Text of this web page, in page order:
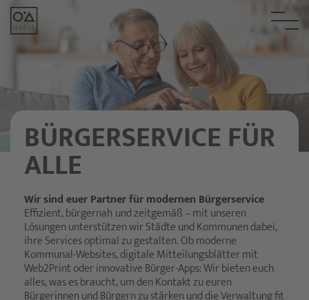
BÜRGERSERVICE FÜR
ALLE
Wir sind euer Partner für modernen Bürgerservice
Effizient, bürgernah und zeitgemäß – mit unseren
Lösungen unterstützen wir Städte und Kommunen dabei,
ihre Services optimal zu gestalten. Ob moderne
Kommunal-Websites, digitale Mitteilungsblätter mit
Web2Print oder innovative Bürger-Apps: Wir bieten euch
alles, was es braucht, um den Kontakt zu euren
Bürgerinnen und Bürgern zu stärken und die Verwaltung fit